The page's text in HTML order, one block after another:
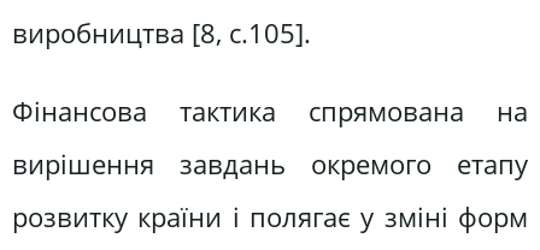
виробництва [8, с.105].
Фінансова тактика спрямована на
вирiшення завдань окремого етапу
розвитку країни i полягає у змiнi форм